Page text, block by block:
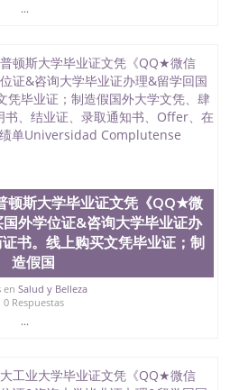
...
顿斯大学毕业证文凭《QQ★微
外学位证&咨询大学毕业证办
书。线上购买文凭毕业证；制
造假国
en Salud y Belleza
0 Respuestas
...